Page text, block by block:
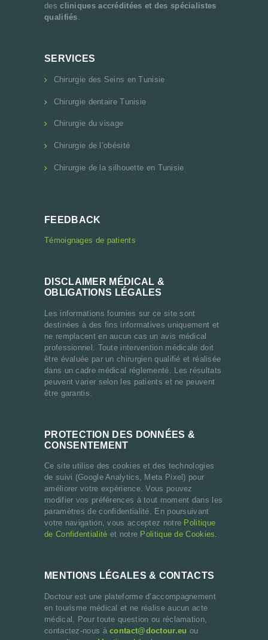
descliniques accréditées et des spécialistes
qualifiés.
SERVICES
Chirurgie des Seins en Tunisie
Chirurgie dentaire Tunisie
Chirurgie du visage
Chirurgie de l’obésité
Chirurgie de la silhouette en Tunisie
FEEDBACK
Témoignages de patients
DISCLAIMER MÉDICAL &
OBLIGATIONS LÉGALES
Les informations fournies sur ce site sont
destinées à des fins informatives uniquement et
ne remplacent en aucun cas un avis médical
professionnel. Toute intervention médicale doit
être évaluée par un chirurgien qualifié et réalisée
dans un cadre médical réglementé. Les résultats
peuvent varier selon les patients et ne peuvent
être garantis.
PROTECTION DES DONNÉES &
CONSENTEMENT
Ce site utilise des cookies et des technologies
de suivi (Google Analytics, Meta Pixel) pour
améliorer votre expérience. Vous pouvez
modifier vos préférences à tout moment dans les
paramètres de confidentialité. En poursuivant
votre navigation, vous acceptez notre Politique
de Confidentialité et notre Politique de Cookies.
MENTIONS LÉGALES & CONTACTS
Doctour est une plateforme d’accompagnement
en tourisme médical et ne réalise aucun acte
médical. Pour toute question ou réclamation,
contactez-nous àcontact@doctour.eu ou